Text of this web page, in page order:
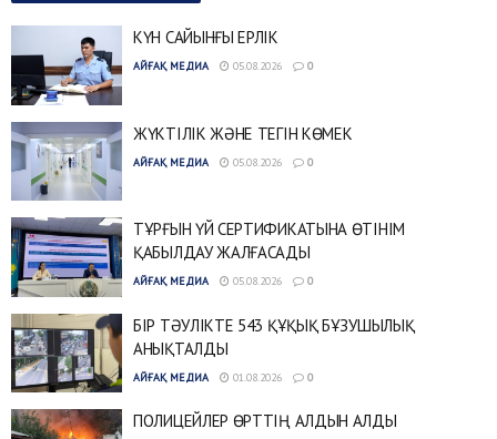
КҮН САЙЫНҒЫ ЕРЛІК
АЙҒАҚ МЕДИА 05.08.2026 0
ЖҮКТІЛІК ЖӘНЕ ТЕГІН КӨМЕК
АЙҒАҚ МЕДИА 05.08.2026 0
ТҰРҒЫН ҮЙ СЕРТИФИКАТЫНА ӨТІНІМ
ҚАБЫЛДАУ ЖАЛҒАСАДЫ
АЙҒАҚ МЕДИА 05.08.2026 0
БІР ТӘУЛІКТЕ 543 ҚҰҚЫҚ БҰЗУШЫЛЫҚ
АНЫҚТАЛДЫ
АЙҒАҚ МЕДИА 01.08.2026 0
ПОЛИЦЕЙЛЕР ӨРТТІҢ АЛДЫН АЛДЫ